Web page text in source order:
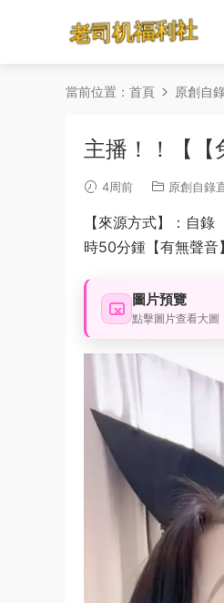
當前位置： 首頁 原創自
主播！！【【
4周前 原創自錄
【來源方式】：自
時50分鍾【有無聲音
圖片預覽
點擊圖片查看大圖